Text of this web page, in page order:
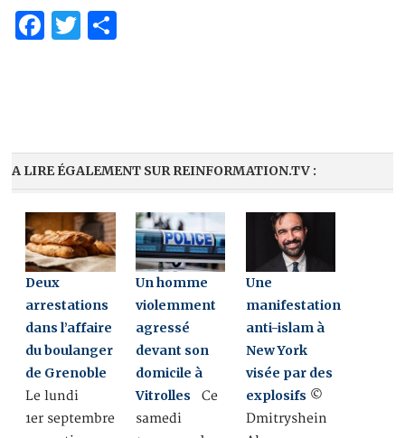
Facebook
Twitter
A LIRE ÉGALEMENT SUR REINFORMATION.TV :
Deux
arrestations
dans l’affaire
du boulanger
de Grenoble
Le lundi
1er septembre
Un homme
violemment
agressé
devant son
domicile à
Vitrolles Ce
samedi
Une
manifestation
anti-islam à
New York
visée par des
explosifs ©
Dmitryshein